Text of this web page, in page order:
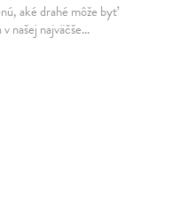
aké drahé môže byť
našej najväčše...